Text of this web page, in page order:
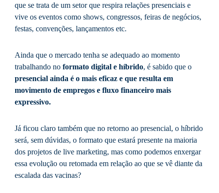
que se trata de um setor que respira relações presenciais e
vive os eventos como shows, congressos, feiras de negócios,
festas, convenções, lançamentos etc.
Ainda que o mercado tenha se adequado ao momento
trabalhando no formato digital e híbrido, é sabido que o
presencial ainda é o mais eficaz e que resulta em
movimento de empregos e fluxo financeiro mais
expressivo.
Já ficou claro também que no retorno ao presencial, o híbrido
será, sem dúvidas, o formato que estará presente na maioria
dos projetos de live marketing, mas como podemos enxergar
essa evolução ou retomada em relação ao que se vê diante da
escalada das vacinas?